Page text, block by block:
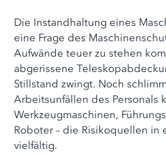
Die Instandhaltung eines
eine Frage des
Aufwände teuer zu stehen
abgerissene
Stillstand zwingt. Noch
Arbeitsunfällen des Personals
Werkzeugmaschinen,
Roboter – die Risikoquellen in
vielfältig.